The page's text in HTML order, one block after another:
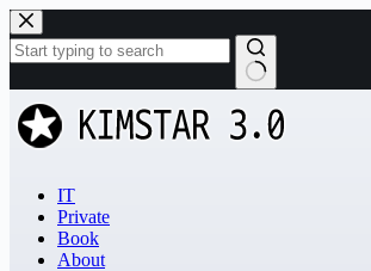
본
문
으
로
건
너
과
없
IT
Private
Book
About